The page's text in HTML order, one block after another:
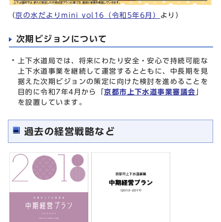
（京の水だよりmini vol16（令和5年6月） より）
次期ビジョンについて
上下水道局では、将来にわたり安全・安心で持続可能な
上下水道事業を継続して運営するとともに、中長期を見
据えた次期ビジョンの策定に向けた検討を進めることを
目的に令和7年4月から「京都市上下水道事業審議会
を設置しています。
過去の経営戦略など